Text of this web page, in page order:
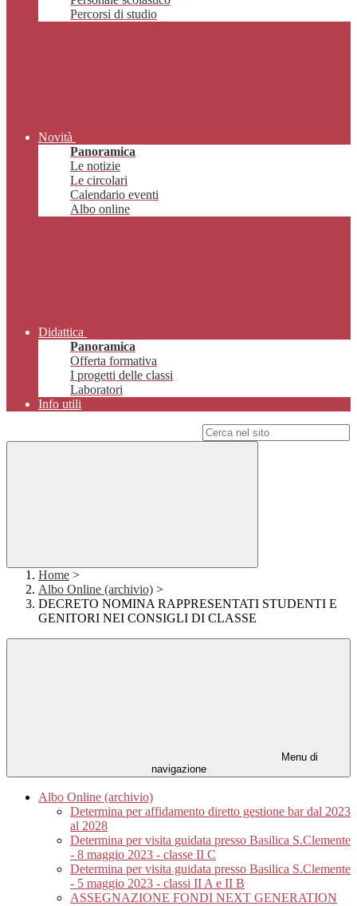
Percorsi di studio
Novità
Panoramica
Le notizie
Le circolari
Calendario eventi
Albo online
Didattica
Panoramica
Offerta formativa
I progetti delle classi
Laboratori
Info utili
Home >
Albo Online (archivio) >
DECRETO NOMINA RAPPRESENTATI STUDENTI E
GENITORI NEI CONSIGLI DI CLASSE
Menu di
navigazione
Albo Online (archivio)
Determina per affidamento diretto gestione bar dal 2023
al 2028
Determina per visita guidata presso Basilica S.Clemente
- 8 maggio 2023 - classe II C
Determina per visita guidata presso Basilica S.Clemente
- 5 maggio 2023 - classi II A e II B
ASSEGNAZIONE FONDI NEXT GENERATION